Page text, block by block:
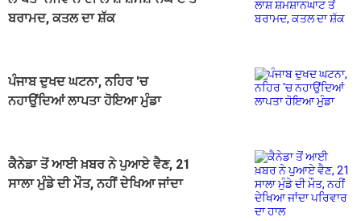
ਬਰਾਮਦ, ਕਤਲ ਦਾ ਸ਼ੱਕ
ਪੰਜਾਬ ਦੁਖਦ ਘਟਨਾ, ਨਹਿਰ 'ਚ
ਨਹਾਉਂਦਿਆਂ ਲਾਪਤਾ ਹੋਇਆ ਮੁੰਡਾ
ਕੈਨੇਡਾ ਤੋਂ ਆਈ ਖ਼ਬਰ ਨੇ ਪੁਆਏ ਵੈਣ, 21
ਸਾਲਾ ਮੁੰਡੇ ਦੀ ਮੌਤ, ਨਹੀਂ ਦੇਖਿਆ ਜਾਂਦਾ